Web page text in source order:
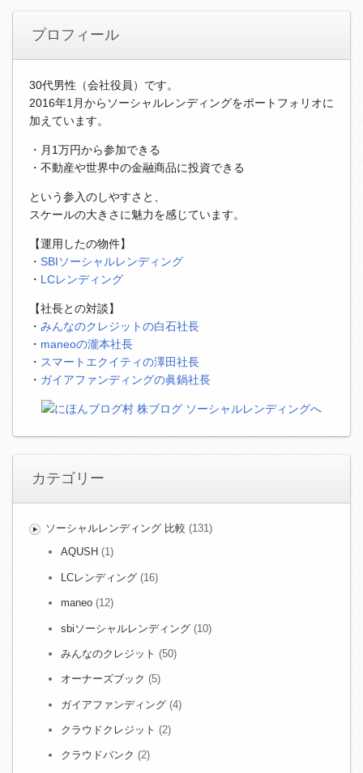
プロフィール
30代男性（会社役員）です。
2016年1月からソーシャルレンディングをポートフォリオに
加えています。
・月1万円から参加できる
・不動産や世界中の金融商品に投資できる
という参入のしやすさと、
スケールの大きさに魅力を感じています。
【運用したの物件】
・ SBIソーシャルレンディング
・ LCレンディング
【社長との対談】
・ みんなのクレジットの白石社長
・ maneoの瀧本社長
・ スマートエクイティの澤田社長
・ ガイアファンディングの眞鍋社長
カテゴリー
ソーシャルレンディング 比較 (131)
AQUSH (1)
LCレンディング (16)
maneo (12)
sbiソーシャルレンディング (10)
みんなのクレジット (50)
オーナーズブック (5)
ガイアファンディング (4)
クラウドクレジット (2)
クラウドバンク (2)